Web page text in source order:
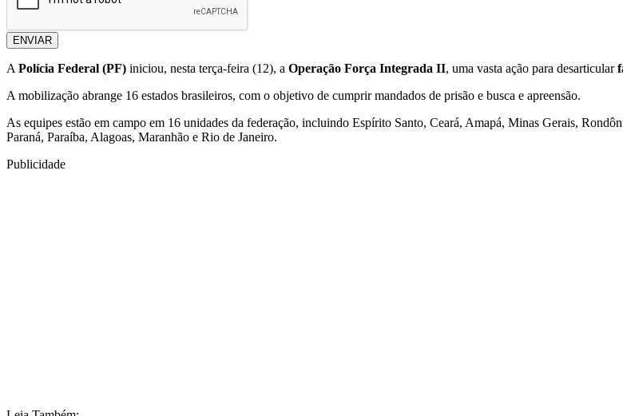
ENVIAR
A Polícia Federal (PF) iniciou, nesta terça-feira (12), a Operação Força Integrada II, uma vasta ação para desarticular
A mobilização abrange 16 estados brasileiros, com o objetivo de cumprir mandados de prisão e busca e apreensão.
As equipes estão em campo em 16 unidades da federação, incluindo Espírito Santo, Ceará, Amapá, Minas Gerais,
Paraná, Paraíba, Alagoas, Maranhão e Rio de Janeiro.
Publicidade